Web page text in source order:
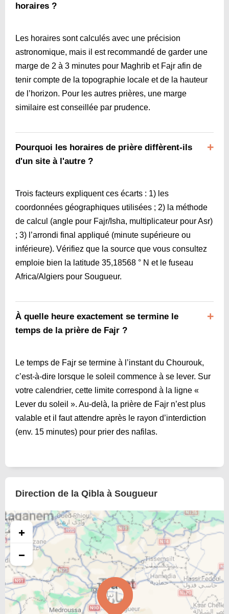
horaires ?
Les horaires sont calculés avec une précision
astronomique, mais il est recommandé de garder une
marge de 2 à 3 minutes pour Maghrib et Fajr afin de
tenir compte de la topographie locale et de la hauteur
de l’horizon. Pour les autres prières, une marge
similaire est conseillée par prudence.
Pourquoi les horaires de prière diffèrent-ils
d'un site à l'autre ?
Trois facteurs expliquent ces écarts : 1) les
coordonnées géographiques utilisées ; 2) la méthode
de calcul (angle pour Fajr/Isha, multiplicateur pour Asr)
; 3) l’arrondi final appliqué (minute supérieure ou
inférieure). Vérifiez que la source que vous consultez
emploie bien la latitude 35,18568 ° N et le fuseau
Africa/Algiers pour Sougueur.
À quelle heure exactement se termine le
temps de la prière de Fajr ?
Le temps de Fajr se termine à l’instant du Chourouk,
c’est-à-dire lorsque le soleil commence à se lever. Sur
votre calendrier, cette limite correspond à la ligne «
Lever du soleil ». Au-delà, la prière de Fajr n’est plus
valable et il faut attendre après le rayon d’interdiction
(env. 15 minutes) pour prier des nafilas.
Direction de la Qibla à Sougueur
+
−